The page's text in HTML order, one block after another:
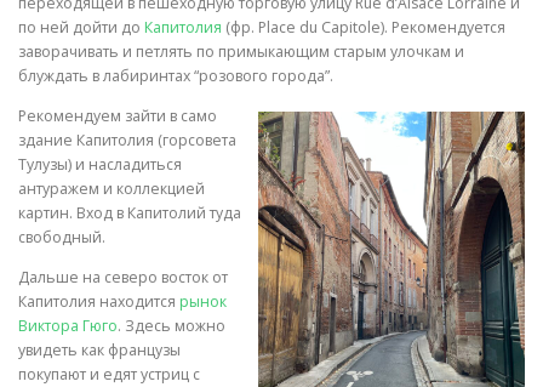
по ней дойти до Капитолия (фр. Place du Capitole). Рекомендуется
заворачивать и петлять по примыкающим старым улочкам и
блуждать в лабиринтах “розового города”.
Рекомендуем зайти в само
здание Капитолия (горсовета
Тулузы) и насладиться
антуражем и коллекцией
картин. Вход в Капитолий туда
свободный.
Дальше на северо восток от
Капитолия находится рынок
Виктора Гюго. Здесь можно
увидеть как французы
покупают и едят устриц с